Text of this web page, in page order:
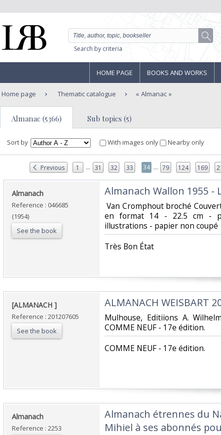
Search by criteria
HOME PAGE BOOKS AND WORKS
Home page Thematic catalogue Almanac
Almanac (5366) Sub topics (5)
Sort by With images only Nearby only
Previous 1 ... 31 32 33 34 ... 79 124 169
‎Almanach‎
Reference : 046685
(1954)
See the book
‎Almanach Wallon 1955
Van Cromphout broché
en format 14 - 22.5 cm -
illustrations - papier non coupé ‎
‎Très Bon État ‎
‎[ALMANACH ]‎
Reference : 201207605
See the book
‎ALMANACH WEISBART
‎Mulhouse, Editiions A.
COMME NEUF - 17e édition.‎
‎COMME NEUF - 17e édition.‎
‎Almanach‎
Reference : 2253
‎Almanach étrennes du
Mihiel à ses abonnés